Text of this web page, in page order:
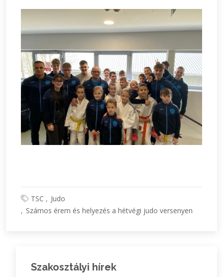
TSC
Judo
Számos érem és helyezés a hétvégi judo versenyen
Szakosztályi hírek